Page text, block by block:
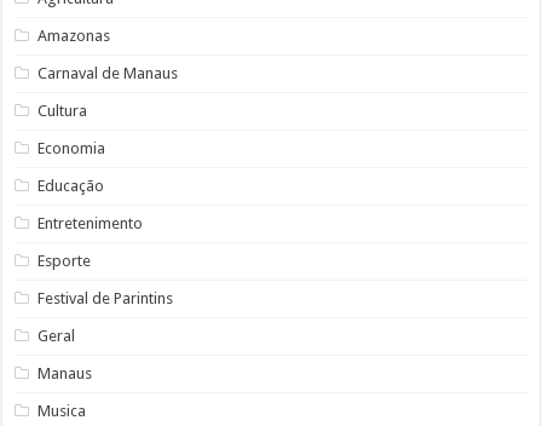
Amazonas
Carnaval de Manaus
Cultura
Economia
Educação
Entretenimento
Esporte
Festival de Parintins
Geral
Manaus
Musica